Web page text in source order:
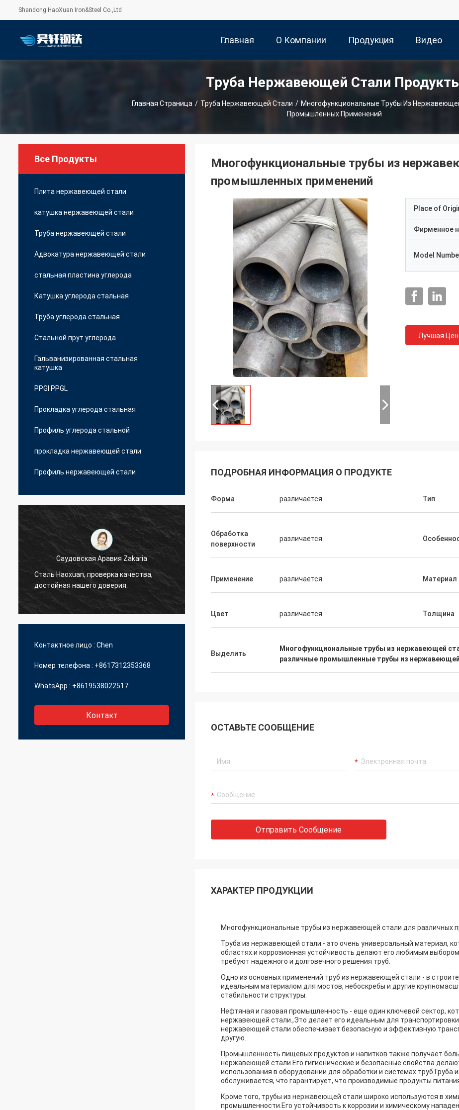
Shandong HaoXuan Iron&Steel Co.,Ltd
Главная
Страница
О Компании Продукция Видео
Труба Нержавеющей Стали
Главная Страница / Труба Нержавеющей Стали / Многофункциональные Трубы Из
Промышленных Применений
Все Продукты
Плита нержавеющей стали
катушка нержавеющей стали
Труба нержавеющей стали
Адвокатура нержавеющей стали
стальная пластина углерода
Катушка углерода стальная
Труба углерода стальная
Стальной прут углерода
Гальванизированная стальная
катушка
PPGI PPGL
Прокладка углерода стальная
Профиль углерода стальной
прокладка нержавеющей стали
Профиль нержавеющей стали
Саудовская Аравия Zakaria
Сталь Haoxuan, проверка качества,
достойная нашего доверия.
Саудовская Аравия Zakaria
Сталь Haoxuan, проверка качества,
достойная нашего доверия.
Контактное лицо : Chen
Номер телефона : +8617312353368
WhatsApp : +8619538022517
Контакт
Многофункциональные трубы из
промышленных применений
Place of
Фирменное
Model
Лучшая
ПОДРОБНАЯ ИНФОРМАЦИЯ О ПРОДУКТЕ
Форма различается Тип
Обработка
поверхности
различается
Применение различается Материал
Цвет различается Толщина
Выделить
Многофункциональные трубы из нержавеющей
различные промышленные трубы из
ОСТАВЬТЕ СООБЩЕНИЕ
Отправить Сообщение
ХАРАКТЕР ПРОДУКЦИИ
Многофункциональные трубы из нержавеющей стали для различных
Труба из нержавеющей стали - это очень универсальный материал,
областях.и коррозионная устойчивость делают его любимым
требуют надежного и долговечного решения труб.
Одно из основных применений труб из нержавеющей стали - в
идеальным материалом для мостов, небоскребы и другие
стабильности структуры.
Нефтяная и газовая промышленность - еще один ключевой сектор,
нержавеющей стали.,Это делает его идеальным для
нержавеющей стали обеспечивает безопасную и эффективную
другую.
Промышленность пищевых продуктов и напитков также получает
нержавеющей стали.Его гигиенические и безопасные свойства
использования в оборудовании для обработки и системах
обслуживается, что гарантирует, что производимые продукты
Кроме того, трубы из нержавеющей стали широко используются в
промышленности.Его устойчивость к коррозии и химическому